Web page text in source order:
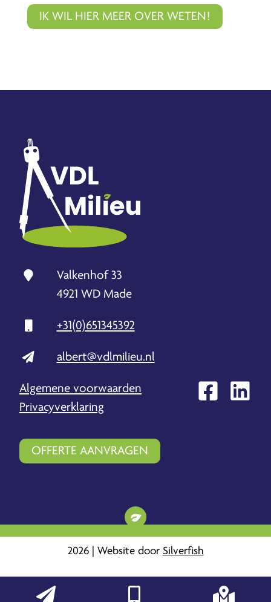
IK WIL HIER MEER OVER WETEN!
Valkenhof 33
4921 WD Made
+31(0)651345392
albert@vdlmilieu.nl
Algemene voorwaarden
Privacyverklaring
OFFERTE AANVRAGEN
2026 | Website door Silverfish